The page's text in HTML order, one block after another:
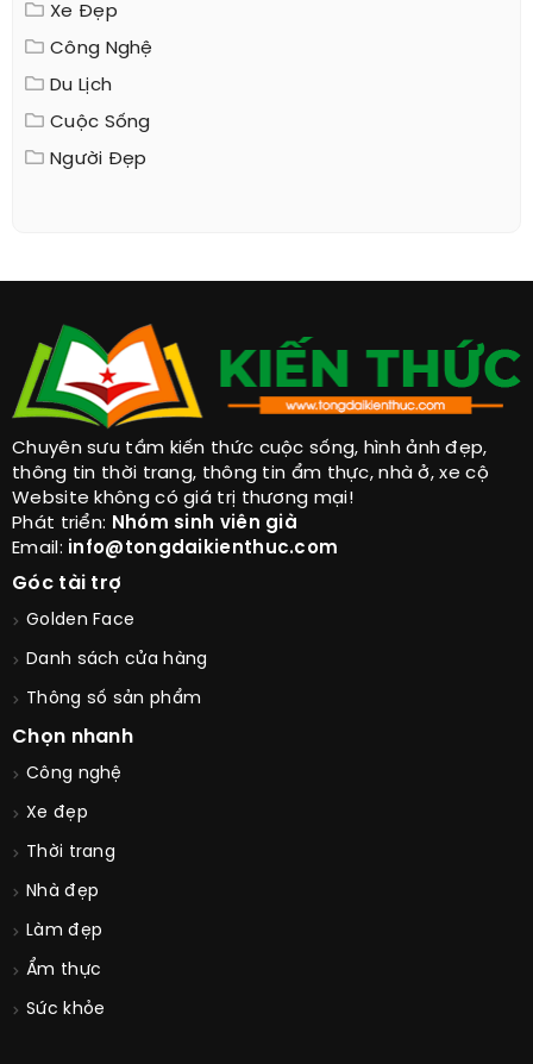
Xe Đẹp
Công Nghệ
Du Lịch
Cuộc Sống
Người Đẹp
Chuyên sưu tầm kiến thức cuộc sống, hình ảnh đẹp,
thông tin thời trang, thông tin ẩm thực, nhà ở, xe cộ
Website không có giá trị thương mại!
Phát triển: Nhóm sinh viên già
Email: info@tongdaikienthuc.com
Góc tài trợ
Golden Face
Danh sách cửa hàng
Thông số sản phẩm
Chọn nhanh
Công nghệ
Xe đẹp
Thời trang
Nhà đẹp
Làm đẹp
Ẩm thực
Sức khỏe